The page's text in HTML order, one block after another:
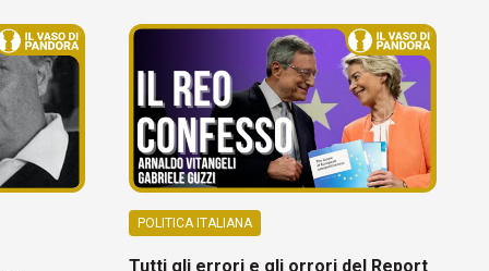
POLITICA ITALIANA
Tutti gli errori e gli orrori del Report